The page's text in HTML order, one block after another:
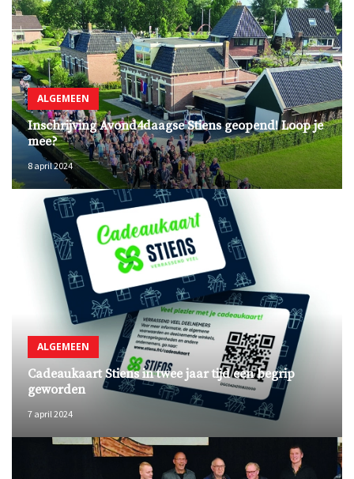
ALGEMEEN
Inschrijving Avond4daagse Stiens geopend! Loop je
mee?
8 april 2024
ALGEMEEN
Cadeaukaart Stiens in twee jaar tijd een begrip
geworden
7 april 2024